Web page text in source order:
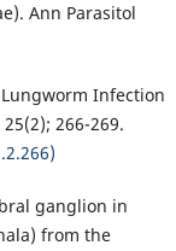
Ann Parasitol
Lungworm Infection
266-269.
ganglion in
from the